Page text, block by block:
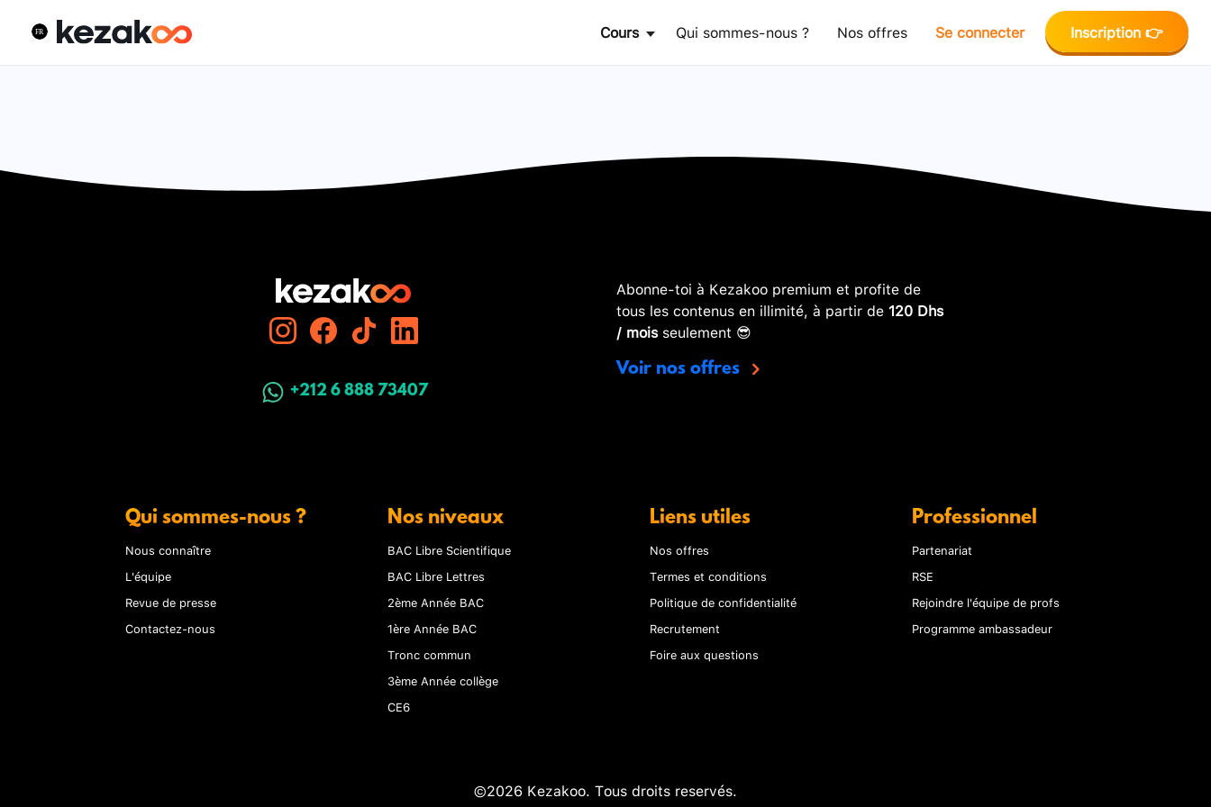
Cours Qui sommes-nous ? Nos offres Se connecter Inscription 👉
+212 6 888 73407
Abonne-toi à Kezakoo premium et profite de
tous les contenus en illimité, à partir de 120 Dhs
/ moisseulement 😎
Voir nos offres
Qui sommes-nous ?
Nous connaître
L'équipe
Revue de presse
Contactez-nous
Nos niveaux
BAC Libre Scientifique
BAC Libre Lettres
2ème Année BAC
1ère Année BAC
Tronc commun
3ème Année collège
CE6
Liens utiles
Nos offres
Termes et conditions
Politique de confidentialité
Recrutement
Foire aux questions
Professionnel
Partenariat
RSE
Rejoindre l'équipe de profs
Programme ambassadeur
©2026 Kezakoo. Tous droits reservés.